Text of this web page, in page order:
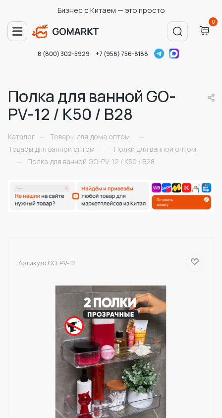
Бизнес с Китаем — это просто
0
8 (800) 302-5929 +7 (958) 756-8188
Полка для ванной GO-
PV-12 / К50 / В28
Каталог — Товары для дома оптом
—
Товары для ванной оптом
—
Полки для ванной оптом
—
Полка для ванной GO-PV-12 / К50 / В28
Артикул: GO-PV-12